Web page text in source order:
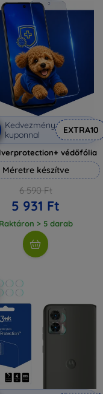
Kedvezmény
kuponnal
EXTRA10
védőfólia
Méretre készítve
6 590 Ft
5 931 Ft
Raktáron > 5 darab